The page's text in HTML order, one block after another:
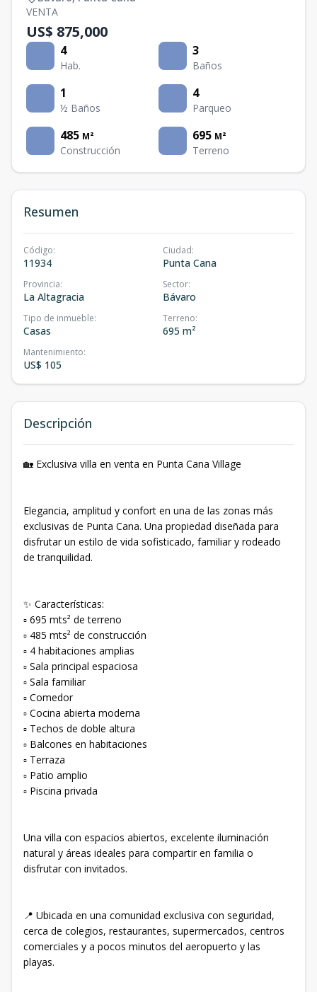
VENTA
US$ 875,000
4
Hab.
3
Baños
1
½ Baños
4
Parqueo
485 M²
Construcción
695 M²
Terreno
Resumen
Código:
11934
Ciudad:
Punta Cana
Provincia:
La Altagracia
Sector:
Bávaro
Tipo de inmueble:
Casas
Terreno:
695 m²
Mantenimiento:
US$ 105
Descripción
🏡 Exclusiva villa en venta en Punta Cana Village
Elegancia, amplitud y confort en una de las zonas más
exclusivas de Punta Cana. Una propiedad diseñada para
disfrutar un estilo de vida sofisticado, familiar y rodeado
de tranquilidad.
✨ Características:
▫️ 695 mts² de terreno
▫️ 485 mts² de construcción
▫️ 4 habitaciones amplias
▫️ Sala principal espaciosa
▫️ Sala familiar
▫️ Comedor
▫️ Cocina abierta moderna
▫️ Techos de doble altura
▫️ Balcones en habitaciones
▫️ Terraza
▫️ Patio amplio
▫️ Piscina privada
Una villa con espacios abiertos, excelente iluminación
natural y áreas ideales para compartir en familia o
disfrutar con invitados.
📍 Ubicada en una comunidad exclusiva con seguridad,
cerca de colegios, restaurantes, supermercados, centros
comerciales y a pocos minutos del aeropuerto y las
playas.